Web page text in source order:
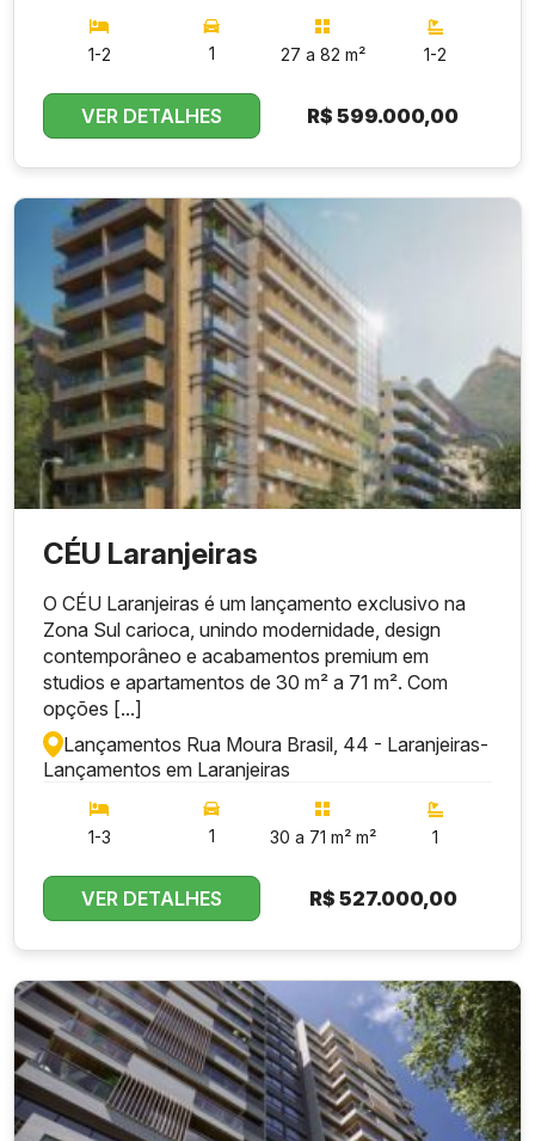
1-2 1 27 a 82 m² 1-2
VER DETALHES R$599.000,00
CÉU Laranjeiras
O CÉU Laranjeiras é um lançamento exclusivo na
Zona Sul carioca, unindo modernidade, design
contemporâneo e acabamentos premium em
studios e apartamentos de 30 m² a 71 m². Com
opções [...]
Lançamentos Rua Moura Brasil, 44 - Laranjeiras-
Lançamentos em Laranjeiras
1-3 1 30 a 71 m² m² 1
VER DETALHES R$ 527.000,00